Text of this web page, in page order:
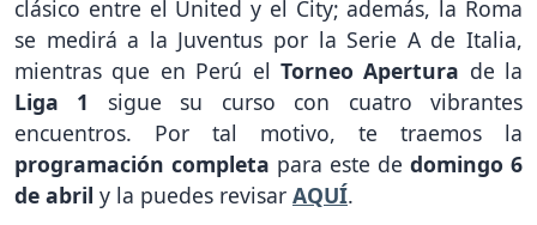
clásico entre el United y el City; además, la Roma
se medirá a la Juventus por la Serie A de Italia,
mientras que en Perú el Torneo Apertura de la
Liga 1 sigue su curso con cuatro vibrantes
encuentros. Por tal motivo, te traemos la
programación completa para este de domingo 6
de abril y la puedes revisar AQUÍ.